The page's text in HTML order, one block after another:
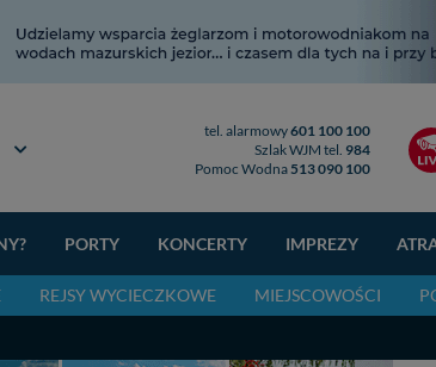
Giżycko
tel. alarmowy601 100 100
Szlak WJM tel. 984
Pomoc Wodna 513 090 100
PORTY KONCERTY IMPREZY
REJSY WYCIECZKOWE MIEJSCOWOŚCI